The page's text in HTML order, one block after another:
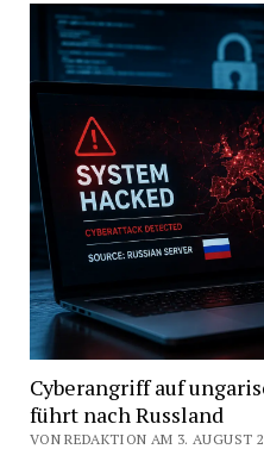
Cyberangriff auf
führt nach Russland
VON REDAKTION AM 3. AUGUST